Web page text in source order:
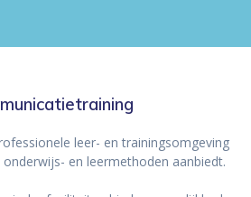
leer- en trainingsomgeving
en leermethoden aanbiedt.